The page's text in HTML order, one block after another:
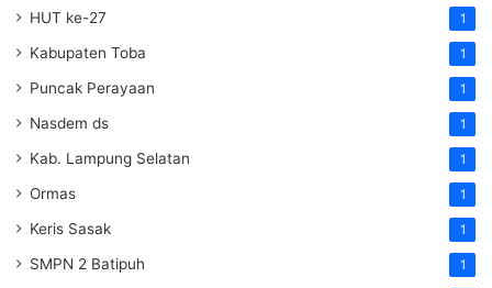
HUT ke-27 1
Kabupaten Toba 1
Puncak Perayaan 1
Nasdem ds 1
Kab. Lampung Selatan 1
Ormas 1
Keris Sasak 1
SMPN 2 Batipuh 1